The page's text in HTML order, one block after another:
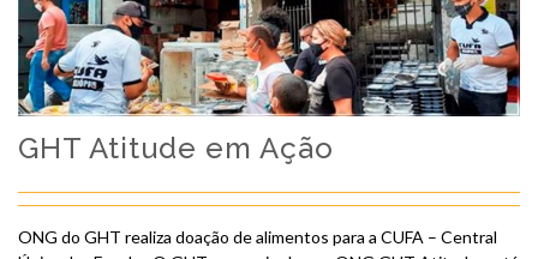
GHT Atitude em Ação
ONG do GHT realiza doação de alimentos para a CUFA – Central